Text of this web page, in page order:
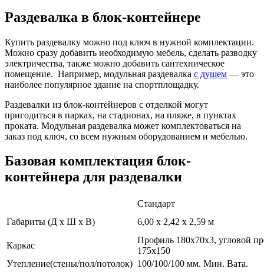
Раздевалка в блок-контейнере
Купить раздевалку можно под ключ в нужной комплектации.
Можно сразу добавить необходимую мебель, сделать разводку
электричества, также можно добавить сантехническое
помещение. Например, модульная раздевалка с душем — это
наиболее популярное здание на спортплощадку.
Раздевалки из блок-контейнеров с отделкой могут
пригодиться в парках, на стадионах, на пляже, в пунктах
проката. Модульная раздевалка может комплектоваться на
заказ под ключ, со всем нужным оборудованием и мебелью.
Базовая комплектация блок-
контейнера для раздевалки
Стандарт
Габариты (Д х Ш х В)
6,00 x 2,42 x 2,59 м
Каркас
Профиль 180х70х3, угловой
175х150
Утепление(стены/пол/потолок) 100/100/100 мм. Мин. Вата.